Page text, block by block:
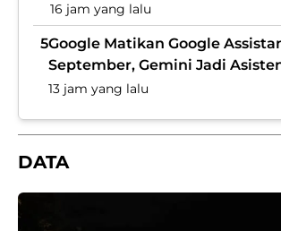
16 jam yang lalu
5Google Matikan Google
September, Gemini Jadi
13 jam yang lalu
DATA